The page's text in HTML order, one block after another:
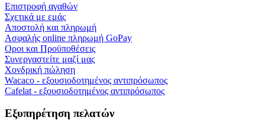
Επιστροφή αγαθών
Σχετικά με εμάς
Αποστολή και πληρωμή
Ασφαλής online πληρωμή GoPay
Οροι και Προϋποθέσεις
Συνεργαστείτε μαζί μας
Χονδρική πώληση
Wacaco - εξουσιοδοτημένος αντιπρόσωπος
Cafelat - εξουσιοδοτημένος αντιπρόσωπος
Εξυπηρέτηση πελατών